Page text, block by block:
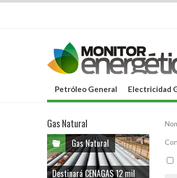
Petróleo General Electricidad
Gas Natural
Gas Natural
Destinará CENAGAS 12 mil